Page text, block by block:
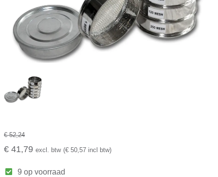
€ 52,24
€ 41,79 excl. btw (€ 50,57 incl btw)
9 op voorraad